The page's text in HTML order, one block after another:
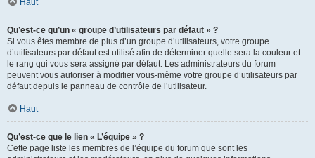
Haut
Qu’est-ce qu’un « groupe d’utilisateurs par défaut » ?
Si vous êtes membre de plus d’un groupe d’utilisateurs, votre groupe
d’utilisateurs par défaut est utilisé afin de déterminer quelle sera la couleur et
le rang qui vous sera assigné par défaut. Les administrateurs du forum
peuvent vous autoriser à modifier vous-même votre groupe d’utilisateurs par
défaut depuis le panneau de contrôle de l’utilisateur.
Haut
Qu’est-ce que le lien « L’équipe » ?
Cette page liste les membres de l’équipe du forum que sont les